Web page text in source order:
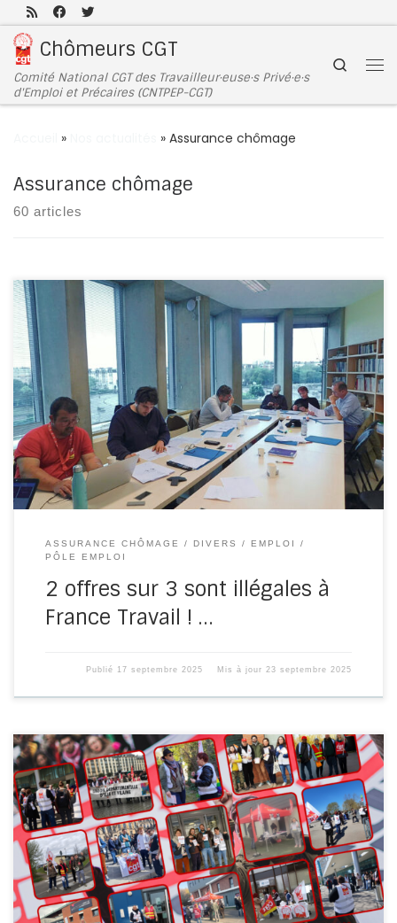
Passer au contenu
Chômeurs CGT
Comité National CGT des Travailleur·euse·s Privé·e·s
d'Emploi et Précaires (CNTPEP-CGT)
Search
» » Assurance chômage
Assurance chômage
60 articles
Du 1er au 3 septembre, une douzaine de camarades du
comité national des travailleurs et travailleuses privé.es
d’emploi et précaires […]
ASSURANCE CHÔMAGE DIVERS
EMPLOI
PÔLE EMPLOI
2 offres sur 3 sont illégales à
France Travail ! …
Publié 17 septembre 2025 Mis à jour 23 septembre 2025
Jeudi 3 avril, les comités locaux des travailleuses et
travailleurs privé·es d’emploi et précaires se sont
mobilisés contre la loi […]